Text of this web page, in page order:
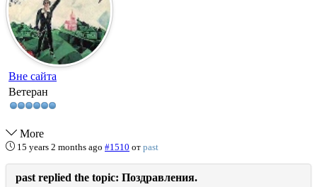
Вне сайта
Ветеран
More
15 years 2 months ago #1510 от past
past replied the topic: Поздравления.